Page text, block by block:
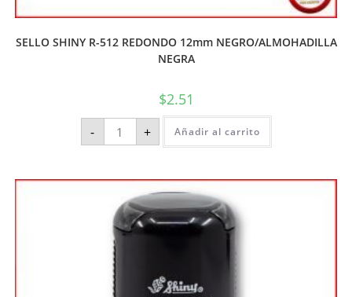
SELLO SHINY R-512 REDONDO 12mm NEGRO/ALMOHADILLA
NEGRA
$2.51
- + Añadir al carrito